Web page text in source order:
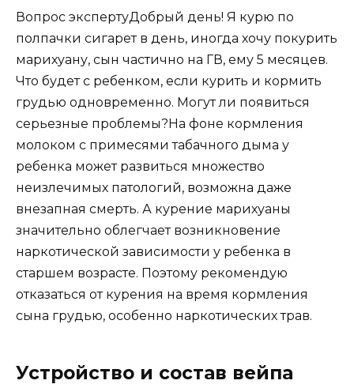
Вопрос экспертуДобрый день! Я курю по
полпачки сигарет в день, иногда хочу покурить
марихуану, сын частично на ГВ, ему 5 месяцев.
Что будет с ребенком, если курить и кормить
грудью одновременно. Могут ли появиться
серьезные проблемы?На фоне кормления
молоком с примесями табачного дыма у
ребенка может развиться множество
неизлечимых патологий, возможна даже
внезапная смерть. А курение марихуаны
значительно облегчает возникновение
наркотической зависимости у ребенка в
старшем возрасте. Поэтому рекомендую
отказаться от курения на время кормления
сына грудью, особенно наркотических трав.
Устройство и состав вейпа